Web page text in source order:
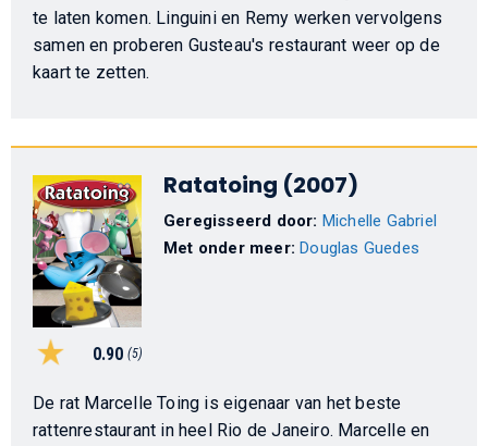
te laten komen. Linguini en Remy werken vervolgens
samen en proberen Gusteau's restaurant weer op de
kaart te zetten.
0.90 (5)
Ratatoing (2007)
Geregisseerd door: Michelle Gabriel
Met onder meer:Douglas Guedes
De rat Marcelle Toing is eigenaar van het beste
rattenrestaurant in heel Rio de Janeiro. Marcelle en